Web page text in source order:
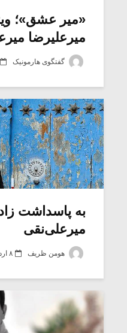
‌«میر عشق»؛
میرعلیرضا
گفتگوی هارمونیک
به پاسداشت
میرعلی‌نقی
هومن ظریف ۸ اردیبهشت ۱۴۰۳
میکلوش روژا
یادداشتی
شیش و
اگر نمی
بدنام